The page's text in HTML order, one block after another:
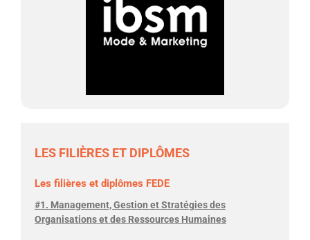
LES FILIÈRES ET DIPLÔMES
Les filières et diplômes FEDE
#1. Management, Gestion et Stratégies des
Organisations et des Ressources Humaines